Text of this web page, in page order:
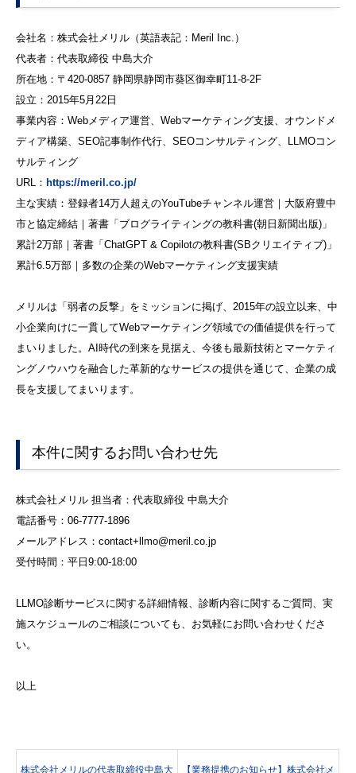
会社名：株式会社メリル（英語表記：Meril Inc.）
代表者：代表取締役 中島大介
所在地：〒420-0857 静岡県静岡市葵区御幸町11-8-2F
設立：2015年5月22日
事業内容：Webメディア運営、Webマーケティング支援、オウンドメ
ディア構築、SEO記事制作代行、SEOコンサルティング、LLMOコン
サルティング
URL： https://meril.co.jp/
主な実績：登録者14万人超えのYouTubeチャンネル運営｜大阪府豊中
市と協定締結｜著書「ブログライティングの教科書(朝日新聞出版)」
累計2万部｜著書「ChatGPT & Copilotの教科書(SBクリエイティブ)」
累計6.5万部｜多数の企業のWebマーケティング支援実績
メリルは「弱者の反撃」をミッションに掲げ、2015年の設立以来、中
小企業向けに一貫してWebマーケティング領域での価値提供を行って
まいりました。AI時代の到来を見据え、今後も最新技術とマーケティ
ングノウハウを融合した革新的なサービスの提供を通じて、企業の成
長を支援してまいります。
本件に関するお問い合わせ先
株式会社メリル 担当者：代表取締役 中島大介
電話番号：06-7777-1896
メールアドレス：contact+llmo@meril.co.jp
受付時間：平日9:00-18:00
LLMO診断サービスに関する詳細情報、診断内容に関するご質問、実
施スケジュールのご相談についても、お気軽にお問い合わせくださ
い。
以上
株式会社メリルの代表取締役中島大 【業務提携のお知らせ】株式会社メ